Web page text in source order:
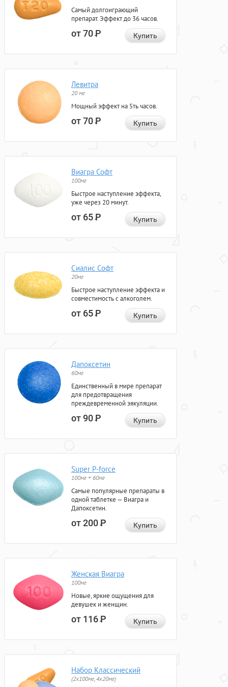
Самый долгоиграющий
препарат. Эффект до 36 часов.
от 70Р Купить
Левитра
20 мг
Мощный эффект на 5ть часов.
от 70Р Купить
Виагра Софт
100мг
Быстрое наступление эффекта,
уже через 20 минут.
от 65Р Купить
Сиалис Софт
20мг
Быстрое наступление эффекта и
совместимость с алкоголем.
от 65Р Купить
Дапоксетин
60мг
Единственный в мире препарат
для предотвращения
преждевременной эякуляции.
от 90Р Купить
Super P-force
100мг + 60мг
Самые популярные препараты в
одной таблетке — Виагра и
Дапоксетин.
от 200Р Купить
Женская Виагра
100мг
Новые, яркие ощущения для
девушек и женщин.
от 116Р Купить
Набор Классический
(2x100мг, 4x20мг)